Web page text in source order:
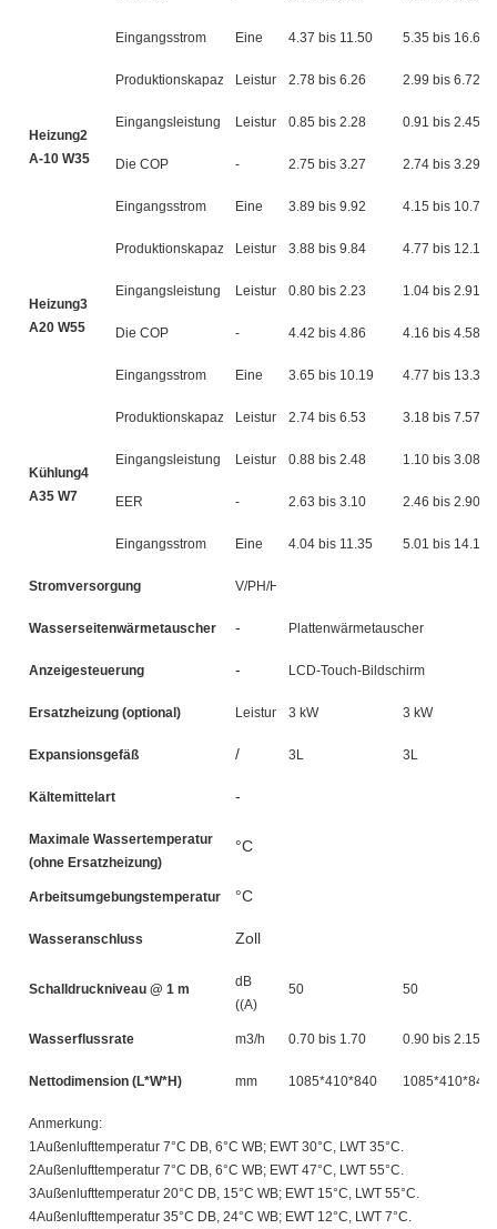
Eingangsstrom Eine 4.37 bis 11.50 5.35 bis 16.61
Heizung2
A-10 W35
ProduktionskapazitätLeistung 2.78 bis 6.26 2.99 bis 6.72
Eingangsleistung Leistung 0.85 bis 2.28 0.91 bis 2.45
Die COP - 2.75 bis 3.27 2.74 bis 3.29
Eingangsstrom Eine 3.89 bis 9.92 4.15 bis 10.70
Heizung3
A20 W55
ProduktionskapazitätLeistung 3.88 bis 9.84 4.77 bis 12.12
Eingangsleistung Leistung 0.80 bis 2.23 1.04 bis 2.91
Die COP - 4.42 bis 4.86 4.16 bis 4.58
Eingangsstrom Eine 3.65 bis 10.19 4.77 bis 13.33
Kühlung4
A35 W7
ProduktionskapazitätLeistung 2.74 bis 6.53 3.18 bis 7.57
Eingangsleistung Leistung 0.88 bis 2.48 1.10 bis 3.08
EER - 2.63 bis 3.10 2.46 bis 2.90
Eingangsstrom Eine 4.04 bis 11.35 5.01 bis 14.10
Stromversorgung V/PH/HZ
Wasserseitenwärmetauscher - Plattenwärmetauscher
Anzeigesteuerung - LCD-Touch-Bildschirm
Ersatzheizung (optional) Leistung 3 kW 3 kW
Expansionsgefäß / 3L 3L
Kältemittelart -
Maximale Wassertemperatur
(ohne Ersatzheizung)
°C
Arbeitsumgebungstemperatur °C
Wasseranschluss Zoll
Schalldruckniveau @ 1 m
dB
((A)
50 50
Wasserflussrate m3/h 0.70 bis 1.70 0.90 bis 2.15
Nettodimension (L*W*H) mm 1085*410*840 1085*410*840
Anmerkung:
1Außenlufttemperatur 7°C DB, 6°C WB; EWT 30°C, LWT 35°C.
2Außenlufttemperatur 7°C DB, 6°C WB; EWT 47°C, LWT 55°C.
3Außenlufttemperatur 20°C DB, 15°C WB; EWT 15°C, LWT 55°C.
4Außenlufttemperatur 35°C DB, 24°C WB; EWT 12°C, LWT 7°C.